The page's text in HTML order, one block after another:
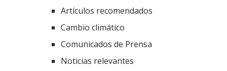
Artículos recomendados
Cambio climático
Comunicados de Prensa
Noticias relevantes